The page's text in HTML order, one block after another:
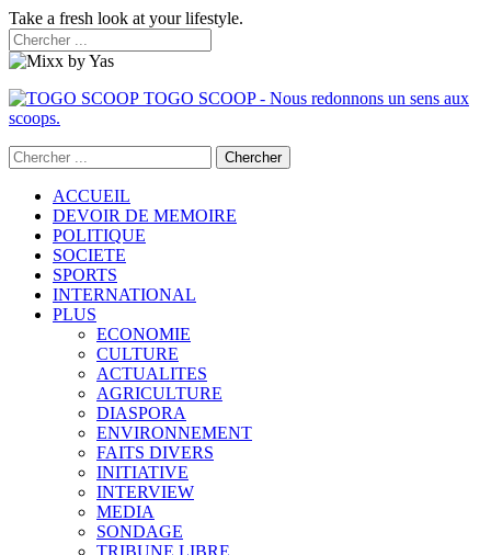
Take a fresh look at your lifestyle.
TOGO SCOOP - Nous redonnons un sens aux
scoops.
ACCUEIL
DEVOIR DE MEMOIRE
POLITIQUE
SOCIETE
SPORTS
INTERNATIONAL
PLUS
ECONOMIE
CULTURE
ACTUALITES
AGRICULTURE
DIASPORA
ENVIRONNEMENT
FAITS DIVERS
INITIATIVE
INTERVIEW
MEDIA
SONDAGE
TRIBUNE LIBRE